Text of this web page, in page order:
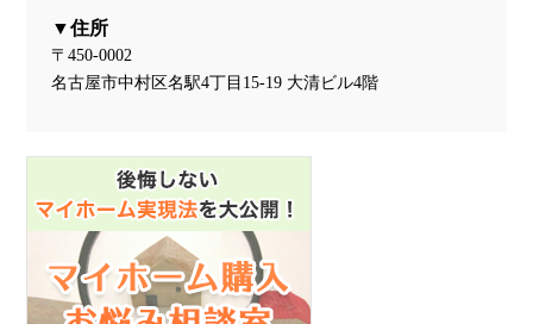
住所
〒450-0002
名古屋市中村区名駅4丁目15-19 大清ビル4階